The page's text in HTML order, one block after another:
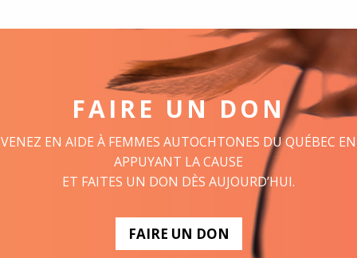
FAIRE UN DON
VENEZ EN AIDE À FEMMES AUTOCHTONES DU QUÉBEC EN
APPUYANT LA CAUSE
ET FAITES UN DON DÈS AUJOURD’HUI.
FAIRE UN DON